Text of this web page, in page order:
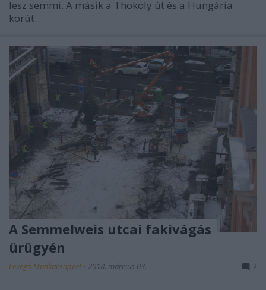
lesz semmi. A másik a Thököly út és a Hungária
körút…
A Semmelweis utcai fakivágás
ürügyén
Levegő Munkacsoport • 2018. március 03. 2